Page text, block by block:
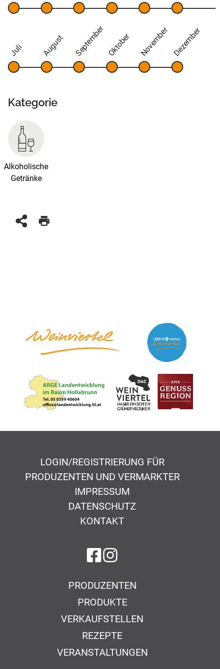
Juli August September Oktober November Dezember
Kategorie
Alkoholische
Getränke
LOGIN/REGISTRIERUNG FÜR
PRODUZENTEN UND VERMARKTER
IMPRESSUM
DATENSCHUTZ
KONTAKT
auf Facebook
auf Instagram
PRODUZENTEN
PRODUKTE
VERKAUFSTELLEN
REZEPTE
VERANSTALTUNGEN